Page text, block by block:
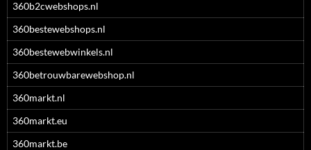
360b2cwebshops.nl
360bestewebshops.nl
360bestewebwinkels.nl
360betrouwbarewebshop.nl
360markt.nl
360markt.eu
360markt.be